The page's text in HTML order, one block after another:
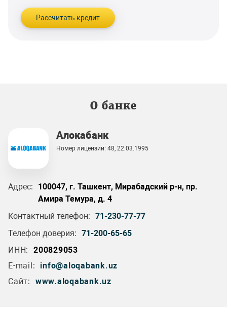
Рассчитать кредит
О банке
Алокабанк
Номер лицензии: 48, 22.03.1995
Адрес:
100047, г. Ташкент, Мирабадский р-н, пр.
Амира Темура, д. 4
Контактный телефон: 71-230-77-77
Телефон доверия: 71-200-65-65
ИНН:
200829053
E-mail:
info@aloqabank.uz
Сайт:
www.aloqabank.uz